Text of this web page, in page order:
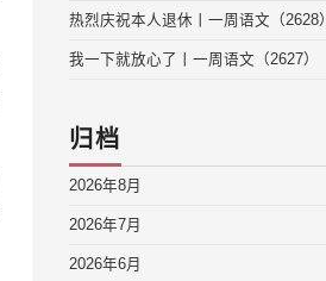
热烈庆祝本人退休丨一周语文（2628）
我一下就放心了丨一周语文（2627）
归档
2026年8月
2026年7月
2026年6月